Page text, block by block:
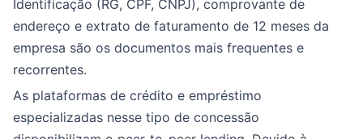
Identificação (RG, CPF, CNPJ), comprovante de
endereço e extrato de faturamento de 12 meses da
empresa são os documentos mais frequentes e
recorrentes.
As plataformas de crédito e empréstimo
especializadas nesse tipo de concessão